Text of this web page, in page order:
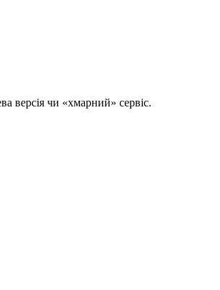
версія чи «хмарний» сервіс.